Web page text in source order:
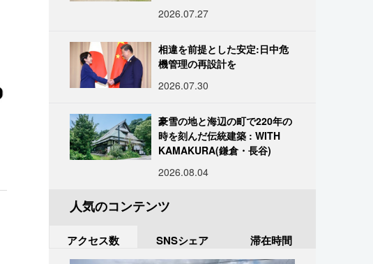
2026.07.27
相違を前提とした安定:日中危
機管理の再設計を
2026.07.30
豪雪の地と海辺の町で220年の
時を刻んだ伝統建築 : WITH
KAMAKURA(鎌倉・長谷)
2026.08.04
人気のコンテンツ
アクセス数 SNSシェア 滞在時間